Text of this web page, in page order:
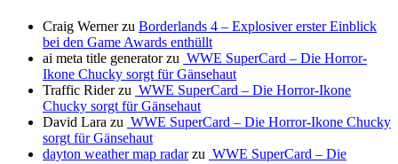
Craig Wernerzu Borderlands 4 – Explosiver erster Einblick
bei den Game Awards enthüllt
ai meta title generatorzu WWE SuperCard – Die Horror-
Ikone Chucky sorgt für Gänsehaut
Traffic Riderzu WWE SuperCard – Die Horror-Ikone
Chucky sorgt für Gänsehaut
David Lara zu WWE SuperCard – Die Horror-Ikone Chucky
sorgt für Gänsehaut
dayton weather map radarzu WWE SuperCard – Die